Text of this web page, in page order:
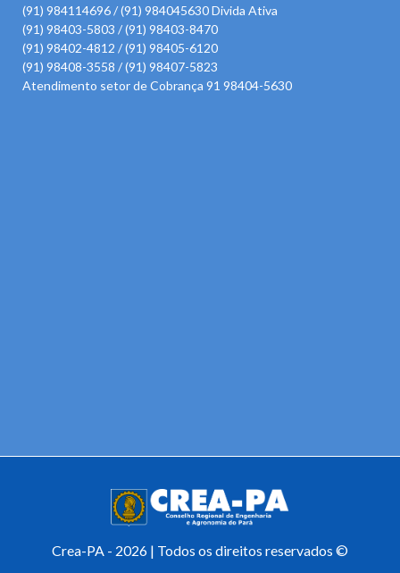
(91) 984114696 / (91) 984045630 Divida Ativa
(91) 98403-5803 / (91) 98403-8470
(91) 98402-4812 / (91) 98405-6120
(91) 98408-3558 / (91) 98407-5823
Atendimento setor de Cobrança 91 98404-5630
Crea-PA - 2026 | Todos os direitos reservados ©